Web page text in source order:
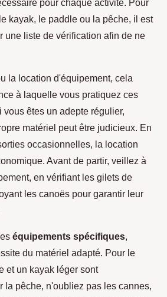
pour chaque activité. Pour
kayak, le paddle ou la pêche, il est
une liste de vérification afin de ne
la location d'équipement, cela
à laquelle vous pratiquez ces
vous êtes un adepte régulier,
matériel peut être judicieux. En
occasionnelles, la location
Avant de partir, veillez à
en vérifiant les gilets de
les canoës pour garantir leur
équipements spécifiques,
du matériel adapté. Pour le
et un kayak léger sont
la pêche, n'oubliez pas les cannes,